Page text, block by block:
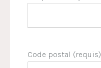
Code postal (requis)